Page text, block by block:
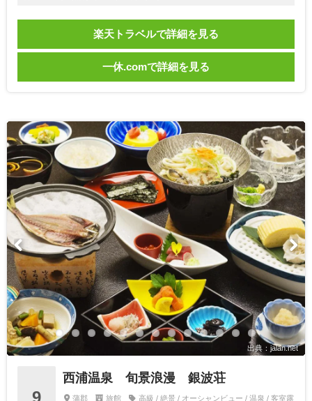
楽天トラベルで詳細を見る
一休.comで詳細を見る
出典：jalan.net
9
西浦温泉 旬景浪漫 銀波荘
蒲郡 旅館 高級 / 絶景 / オーシャンビュー / 温泉 / 客室露